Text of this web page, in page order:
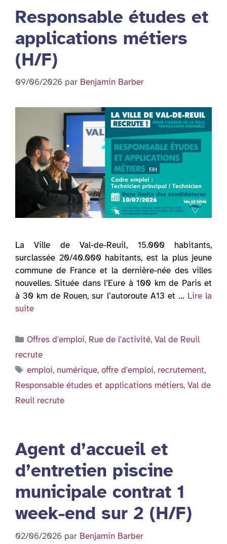
Responsable études et
applications métiers
(H/F)
09/06/2026 par Benjamin Barber
La Ville de Val-de-Reuil, 15.000 habitants,
surclassée 20/40.000 habitants, est la plus jeune
commune de France et la dernière-née des villes
nouvelles. Située dans l’Eure à 100 km de Paris et
à 30 km de Rouen, sur l’autoroute A13 et … Lire la
suite
Catégories
Offres d'emploi, Rue de l'activité,Val de Reuil
recrute
Étiquettes
emploi, numérique,offre d'emploi, recrutement,
Responsable études et applications métiers, Val de
Reuil recrute
Agent d’accueil et
d’entretien piscine
municipale contrat 1
week-end sur 2 (H/F)
02/06/2026 par Benjamin Barber